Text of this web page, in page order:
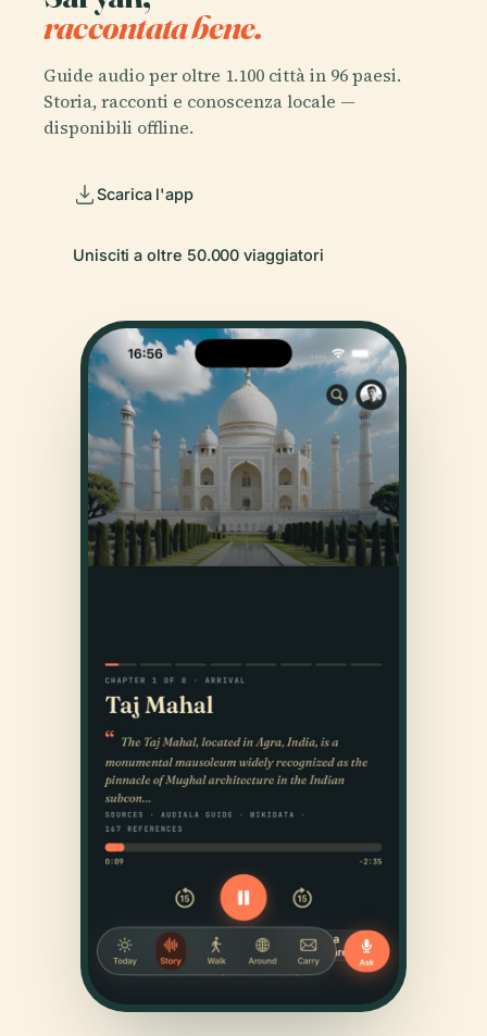
raccontata bene.
Guide audio per oltre 1.100 città in 96 paesi.
Storia, racconti e conoscenza locale —
disponibili offline.
Scarica l'app
Unisciti a oltre 50.000 viaggiatori